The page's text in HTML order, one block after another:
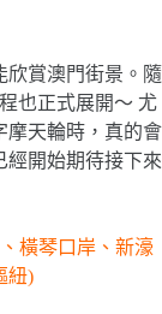
欣賞澳門街景。隨
也正式展開～ 尤
摩天輪時，真的會
經開始期待接下來
橫琴口岸、新濠
紐)